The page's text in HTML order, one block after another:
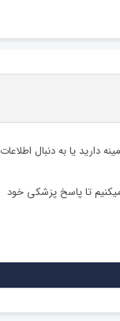
دارید یا به دنبال اطلاعات
تا پاسخ پزشکی خود